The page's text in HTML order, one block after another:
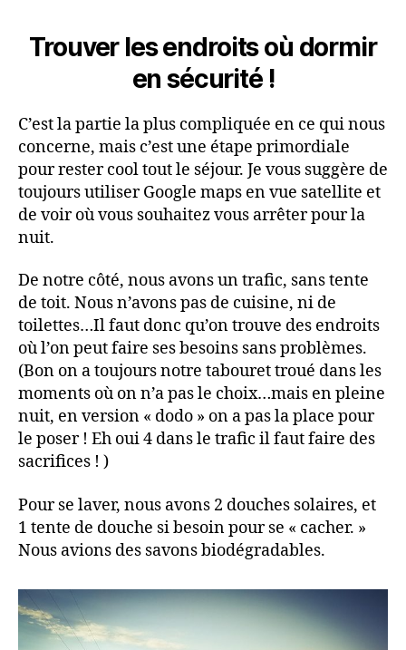
Trouver les endroits où dormir
en sécurité !
C’est la partie la plus compliquée en ce qui nous
concerne, mais c’est une étape primordiale
pour rester cool tout le séjour. Je vous suggère de
toujours utiliser Google maps en vue satellite et
de voir où vous souhaitez vous arrêter pour la
nuit.
De notre côté, nous avons un trafic, sans tente
de toit. Nous n’avons pas de cuisine, ni de
toilettes…Il faut donc qu’on trouve des endroits
où l’on peut faire ses besoins sans problèmes.
(Bon on a toujours notre tabouret troué dans les
moments où on n’a pas le choix…mais en pleine
nuit, en version « dodo » on a pas la place pour
le poser ! Eh oui 4 dans le trafic il faut faire des
sacrifices ! )
Pour se laver, nous avons 2 douches solaires, et
1 tente de douche si besoin pour se « cacher. »
Nous avions des savons biodégradables.